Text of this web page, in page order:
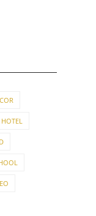
HOTEL